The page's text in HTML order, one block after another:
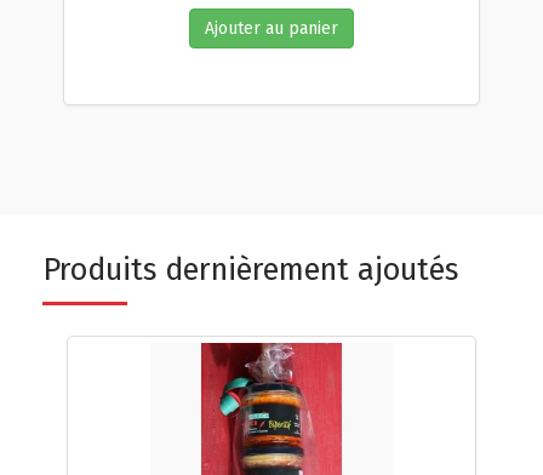
Ajouter au panier
Produits dernièrement ajoutés